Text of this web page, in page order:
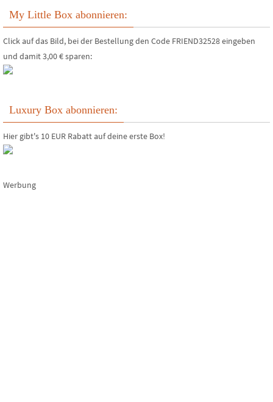
My Little Box abonnieren:
Click auf das Bild, bei der Bestellung den Code FRIEND32528 eingeben
und damit 3,00 € sparen:
Luxury Box abonnieren:
Hier gibt's 10 EUR Rabatt auf deine erste Box!
Werbung